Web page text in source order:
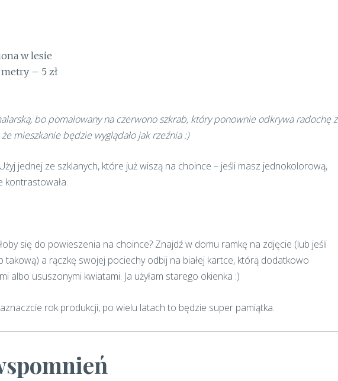
w lesie
– 5 zł
bo pomalowany na czerwono szkrab, który ponownie odkrywa radochę z
mieszkanie będzie wyglądało jak rzeźnia :)
jednej ze szklanych, które już wiszą na choince – jeśli masz jednokolorową,
kontrastowała.
się do powieszenia na choince? Znajdź w domu ramkę na zdjęcie (lub jeśli
takową) a rączkę swojej pociechy odbij na białej kartce, którą dodatkowo
albo ususzonymi kwiatami. Ja użyłam starego okienka :)
rok produkcji, po wielu latach to będzie super pamiątka.